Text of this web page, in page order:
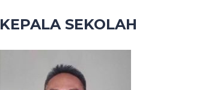
KEPALA SEKOLAH